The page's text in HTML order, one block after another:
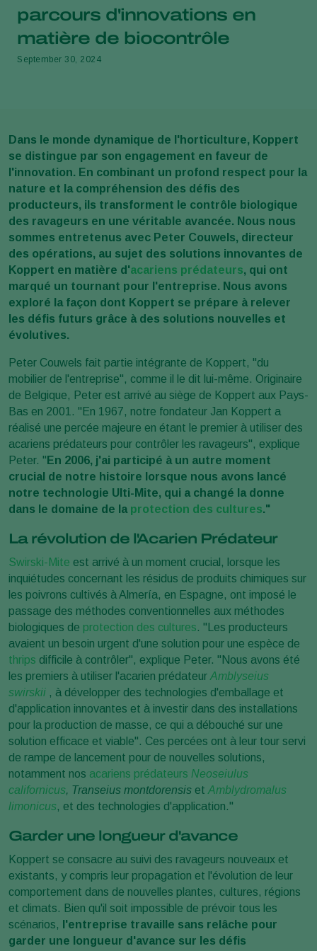
parcours d'innovations en
matière de biocontrôle
September 30, 2024
Dans le monde dynamique de l'horticulture, Koppert
se distingue par son engagement en faveur de
l'innovation. En combinant un profond respect pour la
nature et la compréhension des défis des
producteurs, ils transforment le contrôle biologique
des ravageurs en une véritable avancée. Nous nous
sommes entretenus avec Peter Couwels, directeur
des opérations, au sujet des solutions innovantes de
Koppert en matière d'acariens prédateurs, qui ont
marqué un tournant pour l'entreprise. Nous avons
exploré la façon dont Koppert se prépare à relever
les défis futurs grâce à des solutions nouvelles et
évolutives.
Peter Couwels fait partie intégrante de Koppert, "du
mobilier de l'entreprise", comme il le dit lui-même. Originaire
de Belgique, Peter est arrivé au siège de Koppert aux Pays-
Bas en 2001. "En 1967, notre fondateur Jan Koppert a
réalisé une percée majeure en étant le premier à utiliser des
acariens prédateurs pour contrôler les ravageurs", explique
Peter. " En 2006, j'ai participé à un autre moment
crucial de notre histoire lorsque nous avons lancé
notre technologie Ulti-Mite, qui a changé la donne
dans le domaine de la protection des cultures."
La révolution de l'Acarien Prédateur
Swirski-Mite est arrivé à un moment crucial, lorsque les
inquiétudes concernant les résidus de produits chimiques sur
les poivrons cultivés à Almería, en Espagne, ont imposé le
passage des méthodes conventionnelles aux méthodes
biologiques de protection des cultures. "Les producteurs
avaient un besoin urgent d'une solution pour une espèce de
thrips difficile à contrôler", explique Peter. "Nous avons été
les premiers à utiliser l'acarien prédateur Amblyseius
swirskii , à développer des technologies d'emballage et
d'application innovantes et à investir dans des installations
pour la production de masse, ce qui a débouché sur une
solution efficace et viable". Ces percées ont à leur tour servi
de rampe de lancement pour de nouvelles solutions,
notamment nos acariens prédateurs Neoseiulus
californicus, Transeius montdorensis et Amblydromalus
limonicus, et des technologies d'application."
Garder une longueur d'avance
Koppert se consacre au suivi des ravageurs nouveaux et
existants, y compris leur propagation et l'évolution de leur
comportement dans de nouvelles plantes, cultures, régions
et climats. Bien qu'il soit impossible de prévoir tous les
scénarios,
l'entreprise travaille sans relâche pour
garder une longueur d'avance sur les défis